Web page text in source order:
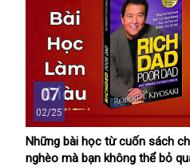
07
02/25
Những bài học từ cuốn sách
nghèo mà bạn không thể bỏ